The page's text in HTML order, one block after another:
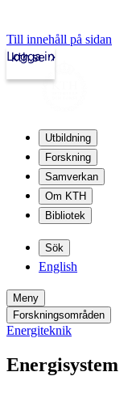
Till innehåll på sidan
kth.se
Logga in
Utbildning
Forskning
Samverkan
Om KTH
Bibliotek
Sök
English
Meny
Forskningsområden
Energiteknik
Energisystem